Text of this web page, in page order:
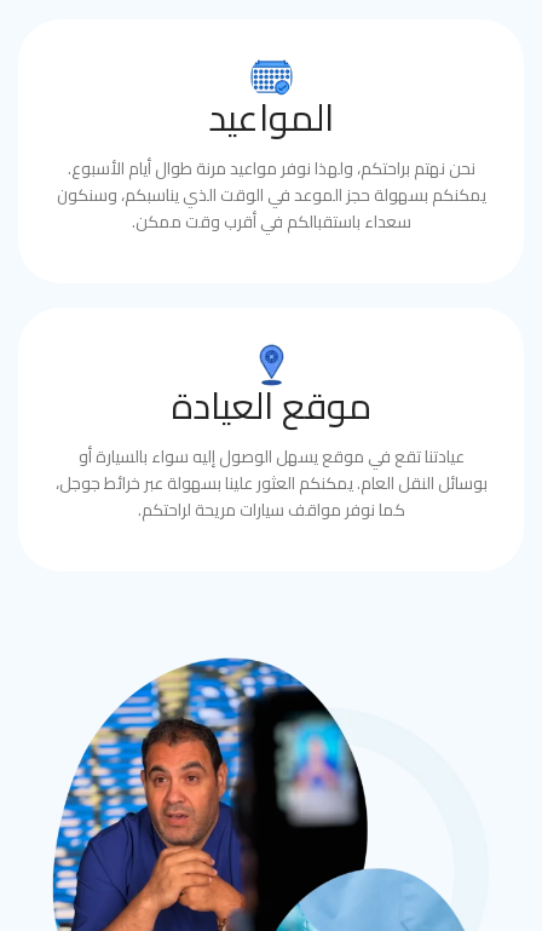
المواعيد
نحن نهتم براحتكم، ولهذا نوفر مواعيد مرنة طوال أيام الأسبوع.
يمكنكم بسهولة حجز الموعد في الوقت الذي يناسبكم، وسنكون
سعداء باستقبالكم في أقرب وقت ممكن.
موقع العيادة
عيادتنا تقع في موقع يسهل الوصول إليه سواء بالسيارة أو
بوسائل النقل العام. يمكنكم العثور علينا بسهولة عبر خرائط جوجل،
كما نوفر مواقف سيارات مريحة لراحتكم.